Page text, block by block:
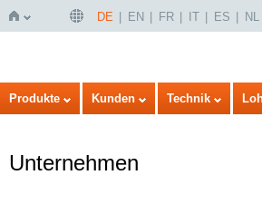
Startseite
DE EN FR IT ES NL
Produkte Kunden Technik
Unternehmen